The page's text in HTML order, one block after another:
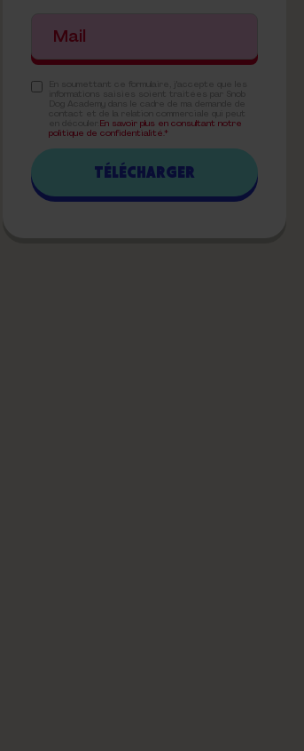
En savoir plus en consultant notre
politique de confidentialité.*